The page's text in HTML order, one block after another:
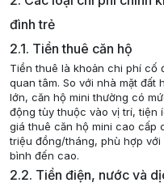
đình trẻ
2.1. Tiền thuê căn hộ
Tiền thuê là khoản chi phí cố
quan tâm. So với nhà mặt
lớn, căn hộ mini thường có
động tùy thuộc vào vị trí, tiện
giá thuê căn hộ mini cao cấp
triệu đồng/tháng, phù hợp
bình đến cao.
2.2. Tiền điện, nước và